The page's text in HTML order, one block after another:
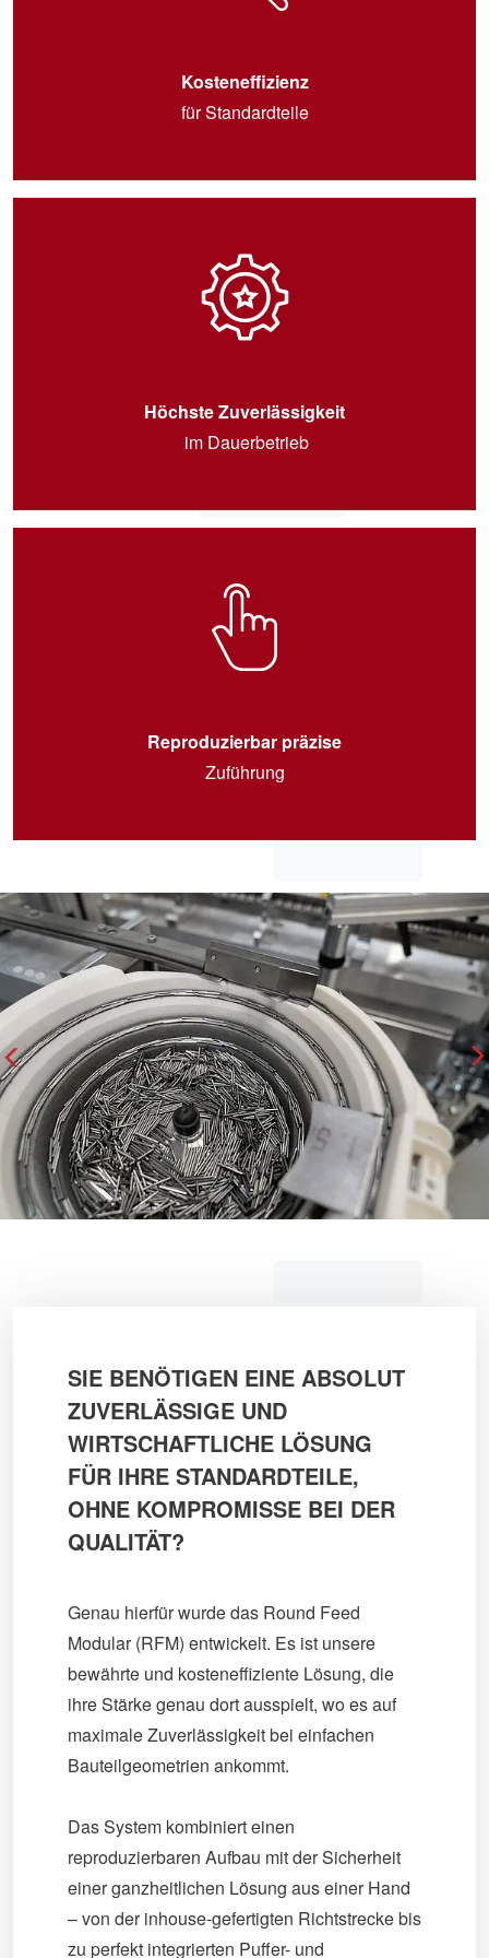
Kosteneffizienz
für Standardteile
Höchste Zuverlässigkeit
im Dauerbetrieb
Reproduzierbar präzise
Zuführung
Arrow Left
SIE BENÖTIGEN EINE ABSOLUT
ZUVERLÄSSIGE UND
WIRTSCHAFTLICHE LÖSUNG
FÜR IHRE STANDARDTEILE,
OHNE KOMPROMISSE BEI DER
QUALITÄT?
Genau hierfür wurde das Round Feed
Modular (RFM) entwickelt. Es ist unsere
bewährte und kosteneffiziente Lösung, die
ihre Stärke genau dort ausspielt, wo es auf
maximale Zuverlässigkeit bei einfachen
Bauteilgeometrien ankommt.
Das System kombiniert einen
reproduzierbaren Aufbau mit der Sicherheit
einer ganzheitlichen Lösung aus einer Hand
– von der inhouse-gefertigten Richtstrecke bis
zu perfekt integrierten Puffer- und